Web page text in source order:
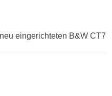
eingerichteten B&W CT7